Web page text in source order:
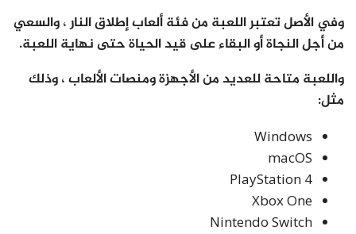
وفي الأصل تعتبر اللعبة من فئة ألعاب إطلاق النار ، والسعي
من أجل النجاة أو البقاء على قيد الحياة حتى نهاية اللعبة.
واللعبة متاحة للعديد من الأجهزة ومنصات الألعاب ، وذلك
مثل:
Windows
macOS
PlayStation 4
Xbox One
Nintendo Switch